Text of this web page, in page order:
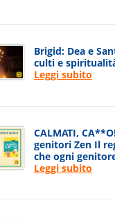
Brigid: Dea e
culti e
Leggi subito
CALMATI,
genitori Zen Il
che ogni
Leggi subito